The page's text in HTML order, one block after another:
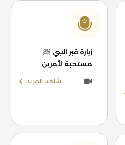
زيارة قبر النبي ﷺ
مستحبة لأمرين
شاهد المزيد